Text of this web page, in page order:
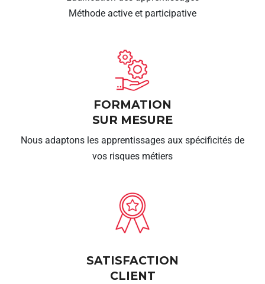
Méthode active et participative
FORMATION
SUR MESURE
Nous adaptons les apprentissages aux spécificités de
vos risques métiers
SATISFACTION
CLIENT